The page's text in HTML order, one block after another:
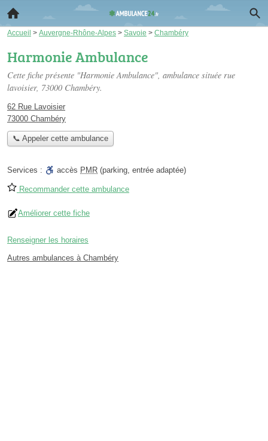
Accueil > Auvergne-Rhône-Alpes > Savoie > Chambéry
Harmonie Ambulance
Cette fiche présente "Harmonie Ambulance", ambulance située rue
lavoisier, 73000 Chambéry.
62 Rue Lavoisier
73000 Chambéry
📞 Appeler cette ambulance
Services : accès PMR (parking, entrée adaptée)
Recommander cette ambulance
Améliorer cette fiche
Renseigner les horaires
Autres ambulances à Chambéry